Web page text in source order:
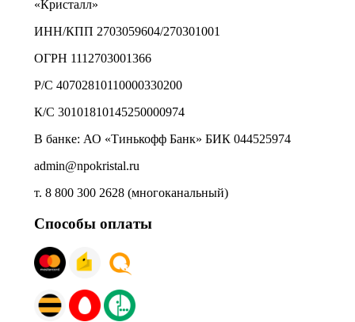
«Кристалл»
ИНН/КПП 2703059604/270301001
ОГРН 1112703001366
Р/С 40702810110000330200
К/С 30101810145250000974
В банке: АО «Тинькофф Банк» БИК 044525974
admin@npokristal.ru
т. 8 800 300 2628 (многоканальный)
Способы оплаты